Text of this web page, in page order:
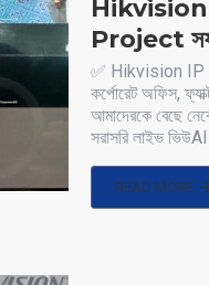
Hikvision
Project
✅ Hikvision IP
কর্পোরেট অফিস,
আমাদেরকে বেছে
সরাসরি লাইভ
READ MORE